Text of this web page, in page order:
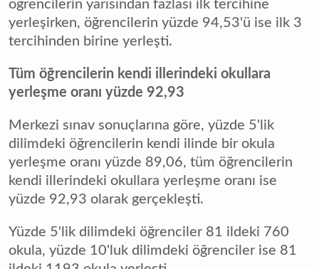
öğrencilerin yarısından fazlası ilk tercihine
yerleşirken, öğrencilerin yüzde 94,53'ü ise ilk 3
tercihinden birine yerleşti.
Tüm öğrencilerin kendi illerindeki okullara
yerleşme oranı yüzde 92,93
Merkezi sınav sonuçlarına göre, yüzde 5'lik
dilimdeki öğrencilerin kendi ilinde bir okula
yerleşme oranı yüzde 89,06, tüm öğrencilerin
kendi illerindeki okullara yerleşme oranı ise
yüzde 92,93 olarak gerçekleşti.
Yüzde 5'lik dilimdeki öğrenciler 81 ildeki 760
okula, yüzde 10'luk dilimdeki öğrenciler ise 81